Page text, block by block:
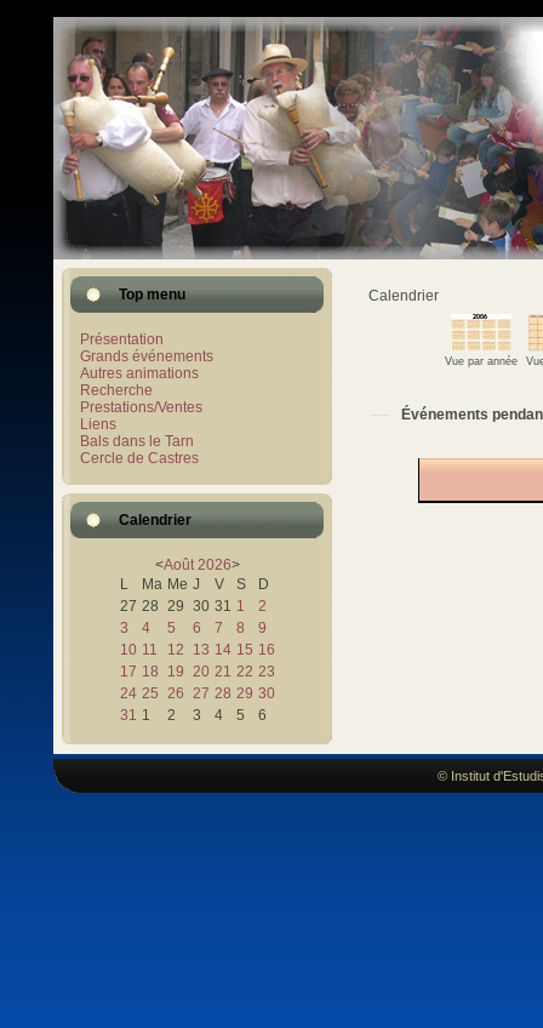
Top menu
Présentation
Grands événements
Autres animations
Recherche
Prestations/Ventes
Liens
Bals dans le Tarn
Cercle de Castres
Calendrier
<Août 2026>
L
Ma Me J V S
D
27 28 29 30 31 1
2
3
4 5 6 7 8
9
10 11 12 13 14 15 16
17 18 19 20 21 22 23
24 25 26 27 28 29 30
31 1 2 3 4 5 6
Calendrier
Vue par année
Événements
© Institut